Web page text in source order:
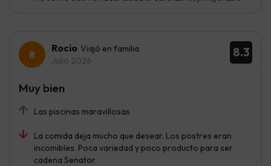
8.3
Rocio Viajó en familia
Julio 2026
Las piscinas maravillosas
La comida deja mucho que desear. Los postres eran
incomibles. Poca variedad y poco producto para ser
cadena Senator
Muy bien